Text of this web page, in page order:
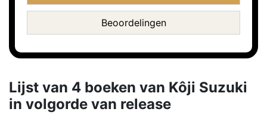
Beoordelingen
Lijst van 4 boeken van Kôji Suzuki
in volgorde van release